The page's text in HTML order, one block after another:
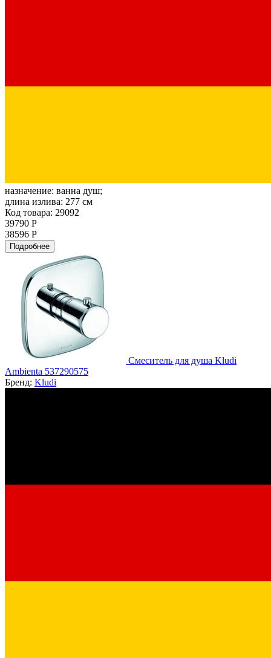
назначение: ванна душ;
длина излива: 277 см
Код товара: 29092
39790 Р
38596 Р
Подробнее
Смеситель для душа Kludi
Ambienta 537290575
Бренд: Kludi